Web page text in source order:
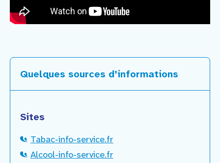
Quelques sources d’informations
Sites
Tabac-info-service.fr
Alcool-info-service.fr